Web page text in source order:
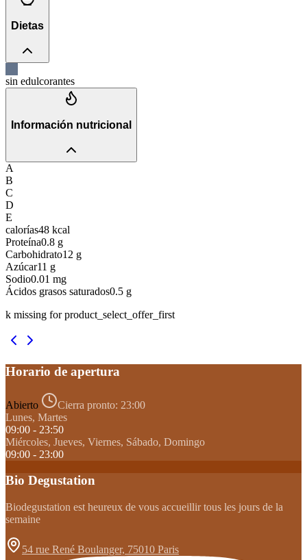
Dietas
sin edulcorantes
Información nutricional
A
B
C
D
E
calorías48 kcal
Proteína0.8 g
Carbohidrato12 g
Azúcar11 g
Sodio0.01 mg
Ácidos grasos saturados0.5 g
k missing for product_select_offer_first
Horario de apertura
Abierto Cierra pronto: 23:00
Lunes, Martes
09:00 - 23:50
Miércoles, Jueves, Viernes, Sábado, Domingo
09:00 - 23:00
Bio Degustation
Biodegustation est heureux de vous accueillir tous les jours de la
semaine
54 rue René Boulanger, 75010 Paris